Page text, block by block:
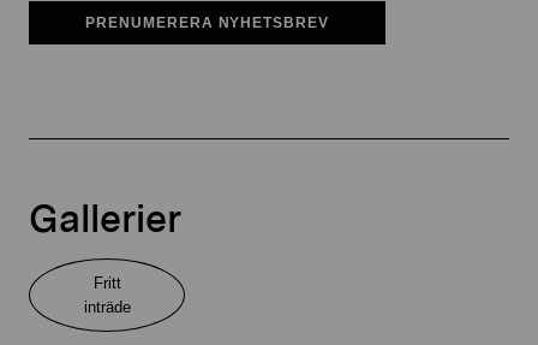
PRENUMERERA NYHETSBREV
Gallerier
Fritt
inträde